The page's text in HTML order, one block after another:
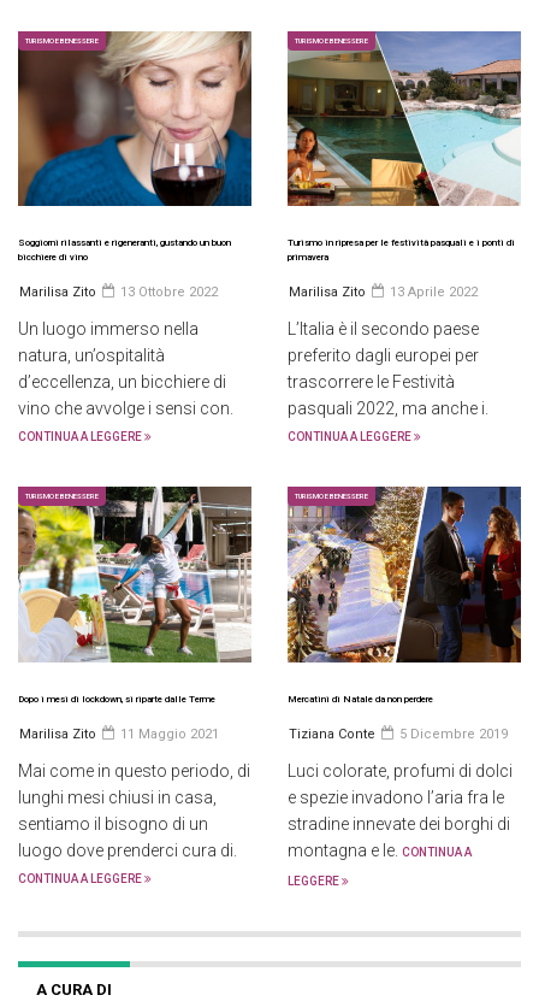
TURISMO E BENESSERE
Soggiorni rilassanti e rigeneranti, gustando un buon
bicchiere di vino
Marilisa Zito 13 Ottobre 2022
Un luogo immerso nella
natura, un’ospitalità
d’eccellenza, un bicchiere di
vino che avvolge i sensi con.
CONTINUA A LEGGERE
TURISMO E BENESSERE
Turismo in ripresa per le festività pasquali e i ponti di
primavera
Marilisa Zito 13 Aprile 2022
L’Italia è il secondo paese
preferito dagli europei per
trascorrere le Festività
pasquali 2022, ma anche i.
CONTINUA A LEGGERE
TURISMO E BENESSERE
Dopo i mesi di lockdown, si riparte dalle Terme
Marilisa Zito 11 Maggio 2021
Mai come in questo periodo, di
lunghi mesi chiusi in casa,
sentiamo il bisogno di un
luogo dove prenderci cura di.
CONTINUA A LEGGERE
TURISMO E BENESSERE
Mercatini di Natale da non perdere
Tiziana Conte 5 Dicembre 2019
Luci colorate, profumi di dolci
e spezie invadono l’aria fra le
stradine innevate dei borghi di
montagna e le. CONTINUA A
LEGGERE
A CURA DI